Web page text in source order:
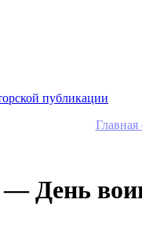
публикации
Главная
— День